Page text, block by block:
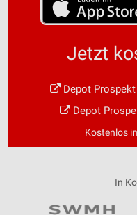
Jetzt
Depot Prospekt
Depot
Kostenlos
In